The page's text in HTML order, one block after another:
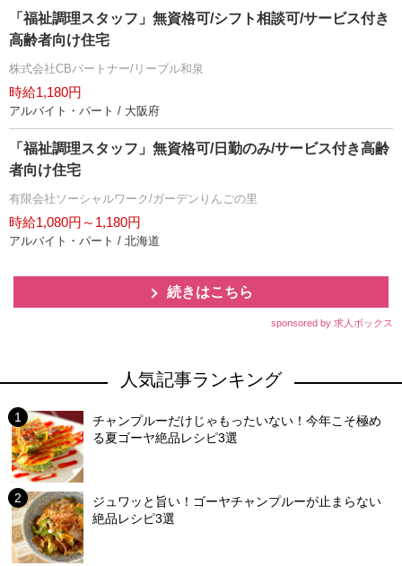
「福祉調理スタッフ」無資格可/シフト相談可/サービス付き
高齢者向け住宅
株式会社CBパートナー/リーブル和泉
時給1,180円
アルバイト・パート / 大阪府
「福祉調理スタッフ」無資格可/日勤のみ/サービス付き高齢
者向け住宅
有限会社ソーシャルワーク/ガーデンりんごの里
時給1,080円～1,180円
アルバイト・パート / 北海道
続きはこちら
sponsored by 求人ボックス
人気記事ランキング
チャンプルーだけじゃもったいない！今年こそ極め
る夏ゴーヤ絶品レシピ3選
ジュワッと旨い！ゴーヤチャンプルーが止まらない
絶品レシピ3選